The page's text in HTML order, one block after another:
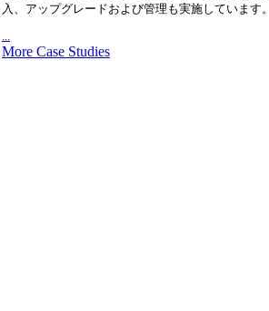
入、アップグレードおよび管理も実施しています。
...
More Case Studies